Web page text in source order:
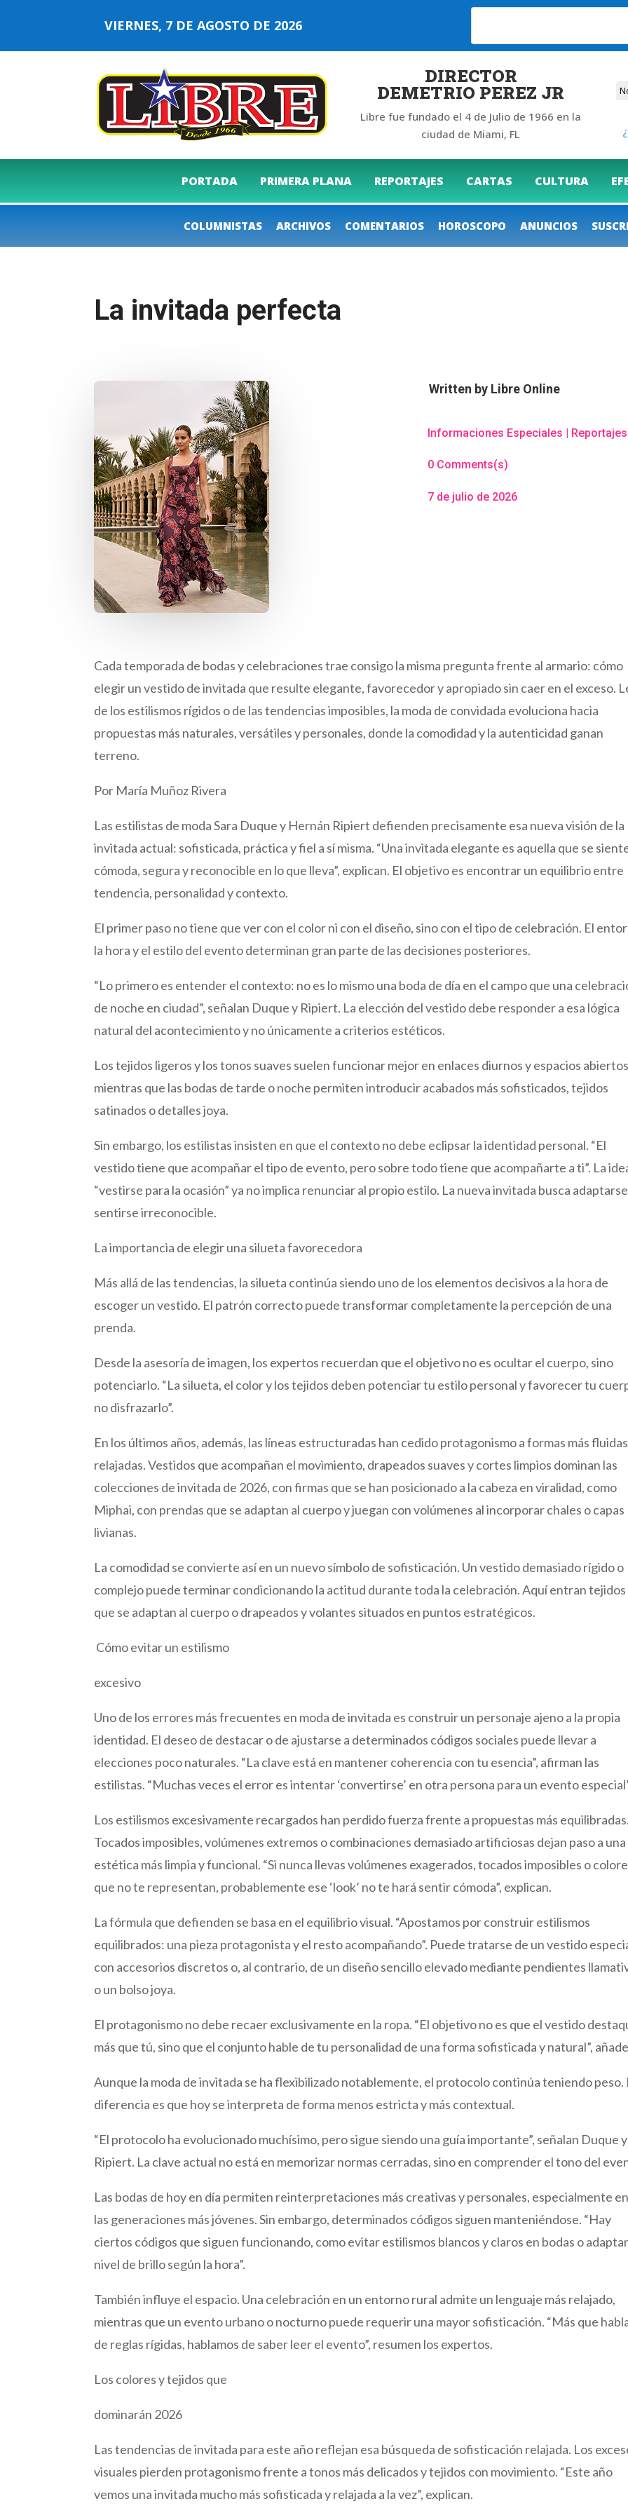
VIERNES, 7 DE AGOSTO DE 2026
DIRECTOR
DEMETRIO PEREZ JR
Libre fue fundado el 4 de Julio de 1966 en la
ciudad de Miami, FL
PORTADA PRIMERA PLANA REPORTAJES CARTAS CULTURA
COLUMNISTAS ARCHIVOS COMENTARIOS HOROSCOPO ANUNCIOS
La invitada perfecta
Written by Libre Online
Informaciones Especiales | Reportajes
0 Comments(s)
7 de julio de 2026
Cada temporada de bodas y celebraciones trae consigo la misma pregunta frente al armario: cómo
elegir un vestido de invitada que resulte elegante, favorecedor y apropiado sin caer en el exceso.
de los estilismos rígidos o de las tendencias imposibles, la moda de convidada evoluciona hacia
propuestas más naturales, versátiles y personales, donde la comodidad y la autenticidad ganan
terreno.
Por María Muñoz Rivera
Las estilistas de moda Sara Duque y Hernán Ripiert defienden precisamente esa nueva visión de la
invitada actual: sofisticada, práctica y fiel a sí misma. “Una invitada elegante es aquella que se
cómoda, segura y reconocible en lo que lleva”, explican. El objetivo es encontrar un equilibrio entre
tendencia, personalidad y contexto.
El primer paso no tiene que ver con el color ni con el diseño, sino con el tipo de celebración. El
la hora y el estilo del evento determinan gran parte de las decisiones posteriores.
“Lo primero es entender el contexto: no es lo mismo una boda de día en el campo que una
de noche en ciudad”, señalan Duque y Ripiert. La elección del vestido debe responder a esa lógica
natural del acontecimiento y no únicamente a criterios estéticos.
Los tejidos ligeros y los tonos suaves suelen funcionar mejor en enlaces diurnos y espacios
mientras que las bodas de tarde o noche permiten introducir acabados más sofisticados, tejidos
satinados o detalles joya.
Sin embargo, los estilistas insisten en que el contexto no debe eclipsar la identidad personal. “El
vestido tiene que acompañar el tipo de evento, pero sobre todo tiene que acompañarte a ti”. La
“vestirse para la ocasión” ya no implica renunciar al propio estilo. La nueva invitada busca
sentirse irreconocible.
La importancia de elegir una silueta favorecedora
Más allá de las tendencias, la silueta continúa siendo uno de los elementos decisivos a la hora de
escoger un vestido. El patrón correcto puede transformar completamente la percepción de una
prenda.
Desde la asesoría de imagen, los expertos recuerdan que el objetivo no es ocultar el cuerpo, sino
potenciarlo. “La silueta, el color y los tejidos deben potenciar tu estilo personal y favorecer tu
no disfrazarlo”.
En los últimos años, además, las líneas estructuradas han cedido protagonismo a formas más
relajadas. Vestidos que acompañan el movimiento, drapeados suaves y cortes limpios dominan las
colecciones de invitada de 2026, con firmas que se han posicionado a la cabeza en viralidad, como
Miphai, con prendas que se adaptan al cuerpo y juegan con volúmenes al incorporar chales o capas
livianas.
La comodidad se convierte así en un nuevo símbolo de sofisticación. Un vestido demasiado rígido o
complejo puede terminar condicionando la actitud durante toda la celebración. Aquí entran tejidos
que se adaptan al cuerpo o drapeados y volantes situados en puntos estratégicos.
Cómo evitar un estilismo
excesivo
Uno de los errores más frecuentes en moda de invitada es construir un personaje ajeno a la propia
identidad. El deseo de destacar o de ajustarse a determinados códigos sociales puede llevar a
elecciones poco naturales. “La clave está en mantener coherencia con tu esencia”, afirman las
estilistas. “Muchas veces el error es intentar ‘convertirse’ en otra persona para un evento
Los estilismos excesivamente recargados han perdido fuerza frente a propuestas más equilibradas.
Tocados imposibles, volúmenes extremos o combinaciones demasiado artificiosas dejan paso a una
estética más limpia y funcional. “Si nunca llevas volúmenes exagerados, tocados imposibles o
que no te representan, probablemente ese ‘look’ no te hará sentir cómoda”, explican.
La fórmula que defienden se basa en el equilibrio visual. “Apostamos por construir estilismos
equilibrados: una pieza protagonista y el resto acompañando”. Puede tratarse de un vestido
con accesorios discretos o, al contrario, de un diseño sencillo elevado mediante pendientes
o un bolso joya.
El protagonismo no debe recaer exclusivamente en la ropa. “El objetivo no es que el vestido
más que tú, sino que el conjunto hable de tu personalidad de una forma sofisticada y natural”,
Aunque la moda de invitada se ha flexibilizado notablemente, el protocolo continúa teniendo peso.
diferencia es que hoy se interpreta de forma menos estricta y más contextual.
“El protocolo ha evolucionado muchísimo, pero sigue siendo una guía importante”, señalan Duque y
Ripiert. La clave actual no está en memorizar normas cerradas, sino en comprender el tono del
Las bodas de hoy en día permiten reinterpretaciones más creativas y personales, especialmente
las generaciones más jóvenes. Sin embargo, determinados códigos siguen manteniéndose. “Hay
ciertos códigos que siguen funcionando, como evitar estilismos blancos y claros en bodas o
nivel de brillo según la hora”.
También influye el espacio. Una celebración en un entorno rural admite un lenguaje más relajado,
mientras que un evento urbano o nocturno puede requerir una mayor sofisticación. “Más que
de reglas rígidas, hablamos de saber leer el evento”, resumen los expertos.
Los colores y tejidos que
dominarán 2026
Las tendencias de invitada para este año reflejan esa búsqueda de sofisticación relajada. Los
visuales pierden protagonismo frente a tonos más delicados y tejidos con movimiento. “Este año
vemos una invitada mucho más sofisticada y relajada a la vez”, explican.